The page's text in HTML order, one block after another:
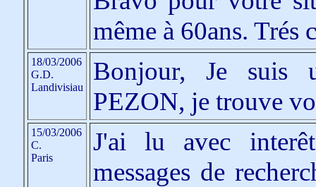
même à 60ans. Trés
18/03/2006
G.D.
Landivisiau
Bonjour, Je suis
PEZON, je trouve
15/03/2006
C.
Paris
J'ai lu avec
messages de